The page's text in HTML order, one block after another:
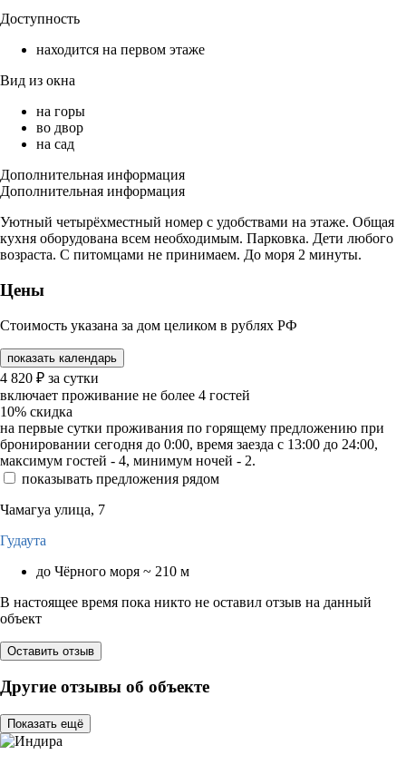
Доступность
находится на первом этаже
Вид из окна
на горы
во двор
на сад
Дополнительная информация
Дополнительная информация
Уютный четырёхместный номер с удобствами на этаже. Общая
кухня оборудована всем необходимым. Парковка. Дети любого
возраста. С питомцами не принимаем. До моря 2 минуты.
Цены
Стоимость указана за дом целиком в рублях РФ
показать календарь
4 820 ₽ за сутки
включает проживание не более 4 гостей
10% скидка
на первые сутки проживания по горящему предложению при
бронировании сегодня до 0:00, время заезда с 13:00 до 24:00,
максимум гостей - 4, минимум ночей - 2.
показывать предложения рядом
Чамагуа улица, 7
Гудаута
до Чёрного моря ~ 210 м
В настоящее время пока никто не оставил отзыв на данный
объект
Оставить отзыв
Другие отзывы об объекте
Показать ещё